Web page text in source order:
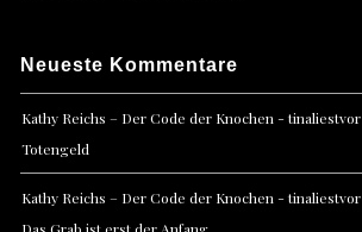
Neueste Kommentare
Kathy Reichs – Der Code der Knochen - tinaliestvor
Totengeld
Kathy Reichs – Der Code der Knochen - tinaliestvor
Das Grab ist erst der Anfang